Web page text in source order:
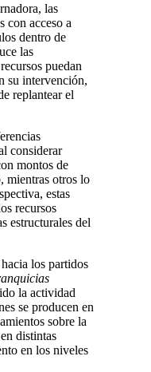
las
con acceso a
dentro de
las
puedan
su intervención,
replantear el
considerar
montos de
mientras otros lo
estas
recursos
estructurales del
los partidos
la actividad
se producen en
sobre la
distintas
en los niveles